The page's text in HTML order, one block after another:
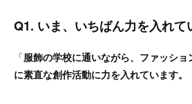
Q1. いま、いちばん力を入れて
「服飾の学校に通いながら、ファッシ
に素直な創作活動に力を入れています。